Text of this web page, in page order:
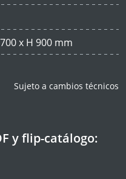
x H 900 mm
Sujeto a cambios técnicos
y flip-catálogo: